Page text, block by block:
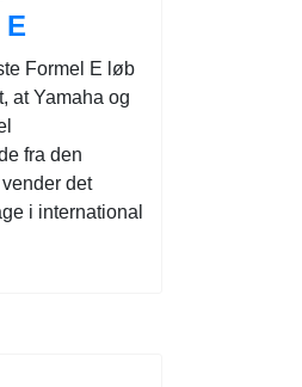
Formel E løb
at Yamaha og
fra den
det
i international